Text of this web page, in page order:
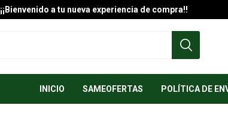
¡¡Bienvenido a tu nueva experiencia de compra!!
INICIO SAMEOFERTAS POLÍTICA DE